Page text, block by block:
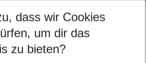
5-8 Nächte
dass wir Cookies
um dir das
zu bieten?